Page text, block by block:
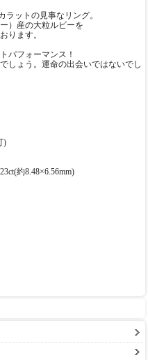
ラットの見事なリング。
）産の大粒ルビーを
ります。
パフォーマンス！
しょう。運命の出会いではないでし
)
約8.48×6.56mm)